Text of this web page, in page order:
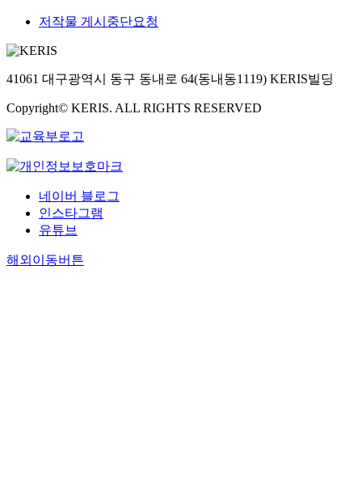
저작물 게시중단요청
41061 대구광역시 동구 동내로 64(동내동1119) KERIS빌딩
Copyright© KERIS. ALL RIGHTS RESERVED
네이버 블로그
인스타그램
유튜브
해외이동버튼